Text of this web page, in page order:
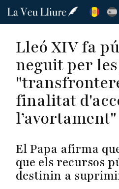
Vés
Lleó XIV fa
neguit per
finalitat
l’avortament"
El Papa afirma
que els recursos
destinin a